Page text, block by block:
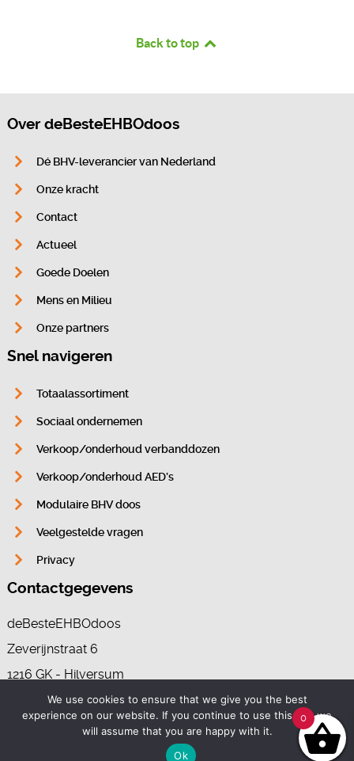
Back to top
Over deBesteEHBOdoos
Dé BHV-leverancier van Nederland
Onze kracht
Contact
Actueel
Goede Doelen
Mens en Milieu
Onze partners
Snel navigeren
Totaalassortiment
Sociaal ondernemen
Verkoop/onderhoud verbanddozen
Verkoop/onderhoud AED’s
Modulaire BHV doos
Veelgestelde vragen
Privacy
Contactgegevens
deBesteEHBOdoos
Zeverijnstraat 6
1216 GK - Hilversum
035-7370265
0
We use cookies to ensure that we give you the best
experience on our website. If you continue to use this site we
will assume that you are happy with it.
Ok